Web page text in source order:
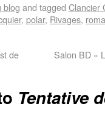
blog and tagged Clancier
, polar, Rivages,
de
Salon BD «
Tentative